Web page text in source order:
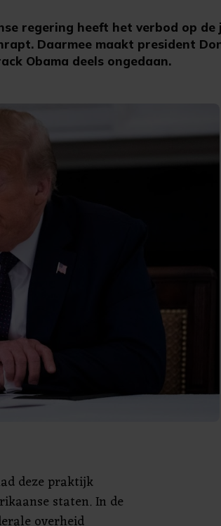
regering heeft het verbod op
Daarmee maakt president
Obama deels ongedaan.
deze praktijk
staten. In de